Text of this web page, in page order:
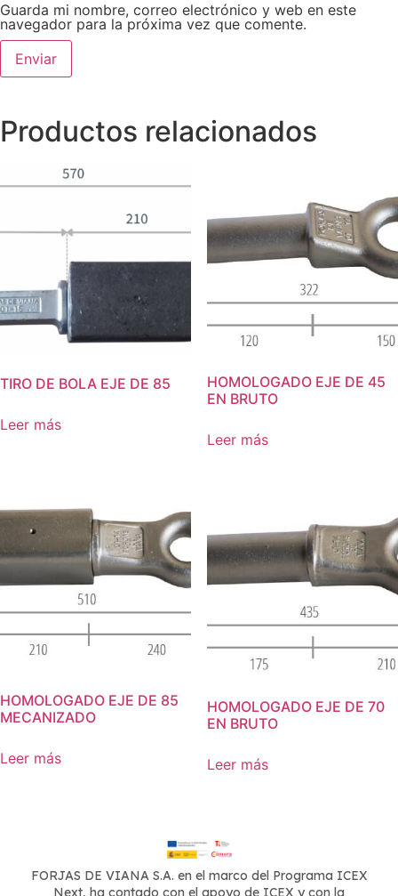
Guarda mi nombre, correo electrónico y web en este
navegador para la próxima vez que comente.
Productos relacionados
TIRO DE BOLA EJE DE 85
Leer más
HOMOLOGADO EJE DE 45
EN BRUTO
Leer más
HOMOLOGADO EJE DE 85
MECANIZADO
Leer más
HOMOLOGADO EJE DE 70
EN BRUTO
Leer más
FORJAS DE VIANA S.A. en el marco del Programa ICEX
Next, ha contado con el apoyo de ICEX y con la